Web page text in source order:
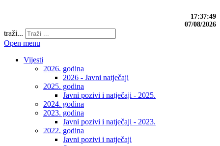
17:37:49
07/08/2026
traži...
Open menu
Vijesti
2026. godina
2026 - Javni natječaji
2025. godina
Javni pozivi i natječaji - 2025.
2024. godina
2023. godina
Javni pozivi i natječaji - 2023.
2022. godina
Javni pozivi i natječaji